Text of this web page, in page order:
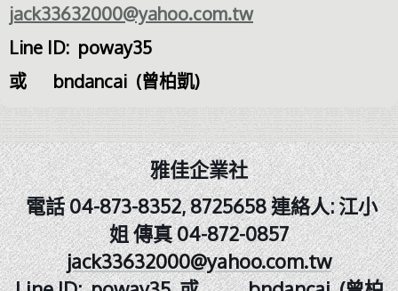
jack33632000@yahoo.com.tw
Line ID: poway35
或 bndancai (曾柏凱)
雅佳企業社
電話 04-873-8352, 8725658 連絡人: 江小
姐 傳真 04-872-0857
jack33632000@yahoo.com.tw